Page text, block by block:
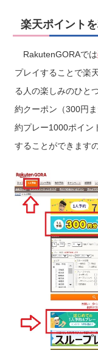
楽天ポイント
RakutenGORAでは
プレイすることで楽
る人の楽しみのひと
約クーポン（300円
約プレー1000ポイン
することができます